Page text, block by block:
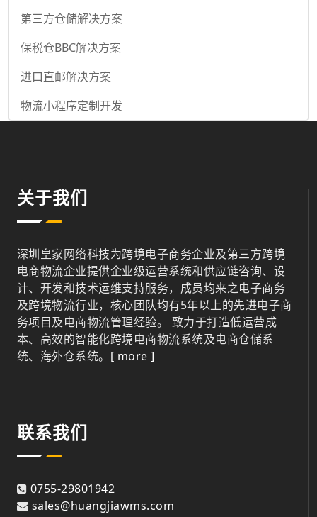
第三方仓储解决方案
保税仓BBC解决方案
进口直邮解决方案
物流小程序定制开发
关于我们
深圳皇家网络科技为跨境电子商务企业及第三方跨境
电商物流企业提供企业级运营系统和供应链咨询、设
计、开发和技术运维支持服务，成员均来之电子商务
及跨境物流行业，核心团队均有5年以上的先进电子商
务项目及电商物流管理经验。 致力于打造低运营成
本、高效的智能化跨境电商物流系统及电商仓储系
统、海外仓系统。 [ more ]
联系我们
0755-29801942
sales@huangjiawms.com